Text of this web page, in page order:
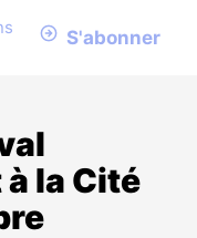
S'abonner
la Cité